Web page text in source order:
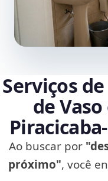
Serviços
de
Ao buscar por
próximo", você